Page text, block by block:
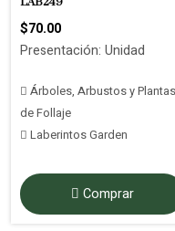
$70.00
Presentación: Unidad
Árboles, Arbustos y Plantas
de Follaje
Laberintos Garden
Comprar